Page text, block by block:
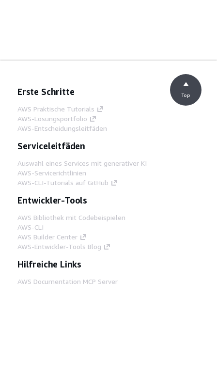
Erste Schritte
AWS Praktische Tutorials
AWS-Lösungsportfolio
AWS-Entscheidungsleitfäden
Serviceleitfäden
Auswahl eines Services mit generativer KI
AWS-Servicerichtlinien
AWS-CLI-Tutorials auf GitHub
Entwickler-Tools
AWS Bibliothek mit Codebeispielen
AWS-CLI
AWS Builder Center
AWS-Entwickler-Tools Blog
Hilfreiche Links
AWS Documentation MCP Server
Top